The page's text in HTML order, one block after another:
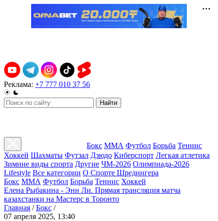
Реклама: +7 777 010 37 56
Найти
Бокс ММА Футбол Борьба Теннис
Хоккей Шахматы Футзал Дзюдо Киберспорт Легкая атлетика
Зимние виды спорта Другие ЧМ-2026 Олимпиада-2026
Lifestyle Все категории О Спорте Шредингера
Бокс ММА Футбол Борьба Теннис Хоккей
Елена Рыбакина - Энн Ли. Прямая трансляция матча
казахстанки на Мастерс в Торонто
Главная / Бокс /
07 апреля 2025, 13:40